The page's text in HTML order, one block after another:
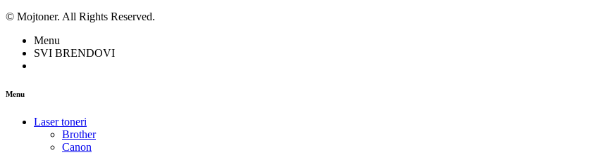
© Mojtoner. All Rights Reserved.
Menu
SVI BRENDOVI
Menu
Laser toneri
Brother
Canon